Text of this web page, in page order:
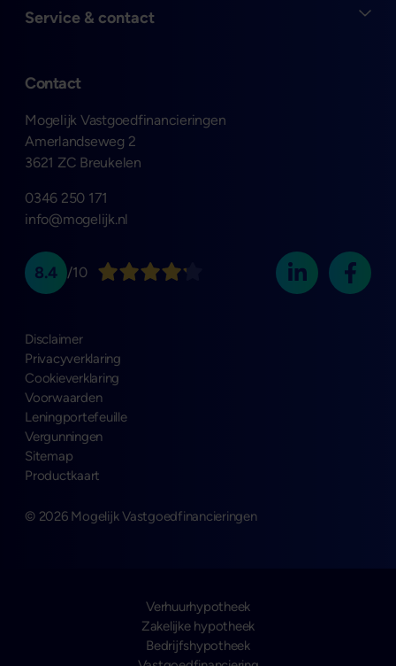
Contact
Mogelijk Vastgoedfinancieringen
Amerlandseweg 2
3621 ZC Breukelen
0346 250 171
info@mogelijk.nl
Open
Service & contact
8.4 /10
© 2026 Mogelijk Vastgoedfinancieringen
Disclaimer
Privacyverklaring
Cookieverklaring
Voorwaarden
Leningportefeuille
Vergunningen
Sitemap
Productkaart
Verhuurhypotheek
Zakelijke hypotheek
Bedrijfshypotheek